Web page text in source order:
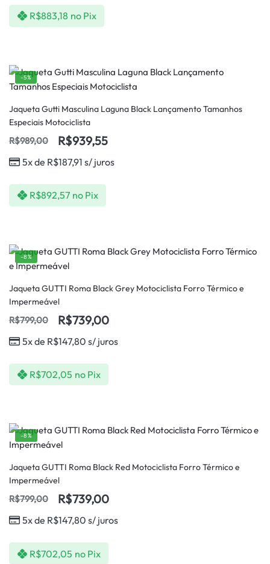
R$883,18 no Pix
-5%
Jaqueta Gutti Masculina Laguna Black Lançamento Tamanhos
Especiais Motociclista
R$989,00 R$939,55
5x de R$187,91 s/ juros
R$892,57 no Pix
-8%
Jaqueta GUTTI Roma Black Grey Motociclista Forro Térmico e
Impermeável
R$799,00 R$739,00
5x de R$147,80 s/ juros
R$702,05 no Pix
-8%
Jaqueta GUTTI Roma Black Red Motociclista Forro Térmico e
Impermeável
R$799,00 R$739,00
5x de R$147,80 s/ juros
R$702,05 no Pix